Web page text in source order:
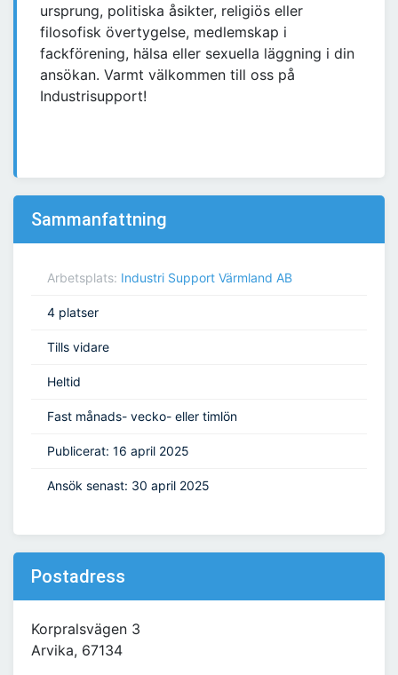
ursprung, politiska åsikter, religiös eller
filosofisk övertygelse, medlemskap i
fackförening, hälsa eller sexuella läggning i din
ansökan. Varmt välkommen till oss på
Industrisupport!
Sammanfattning
Arbetsplats: Industri Support Värmland AB
4 platser
Tills vidare
Heltid
Fast månads- vecko- eller timlön
Publicerat: 16 april 2025
Ansök senast: 30 april 2025
Postadress
Korpralsvägen 3
Arvika, 67134